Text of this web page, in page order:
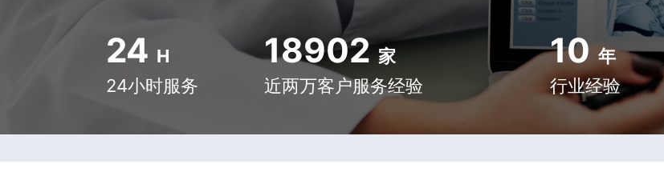
24 H
24小时服务
18902 家
近两万客户服务经验
10 年
行业经验